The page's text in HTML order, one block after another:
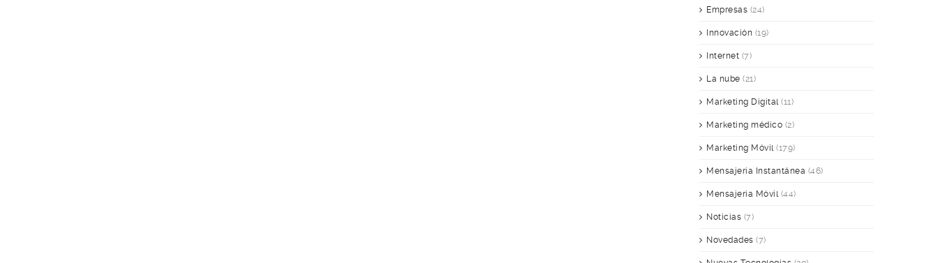
Empresas (24)
Innovación (19)
Internet (7)
La nube (21)
Marketing Digital(11)
Marketing médico (2)
Marketing Móvil(179)
Mensajería Instantánea (46)
Mensajería Móvil(44)
Noticias (7)
Novedades (7)